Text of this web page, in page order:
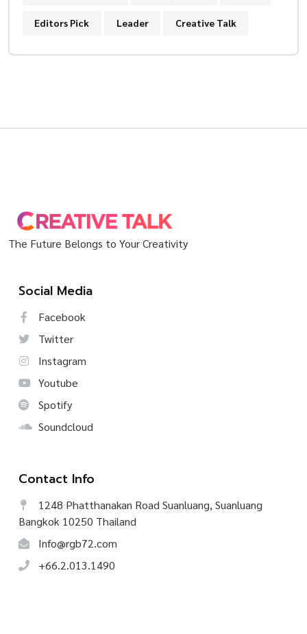
Editors Pick Leader Creative Talk
The Future Belongs to Your Creativity
Social Media
Facebook
Twitter
Instagram
Youtube
Spotify
Soundcloud
Contact Info
1248 Phatthanakan Road Suanluang, Suanluang
Bangkok 10250 Thailand
Info@rgb72.com
+66.2.013.1490